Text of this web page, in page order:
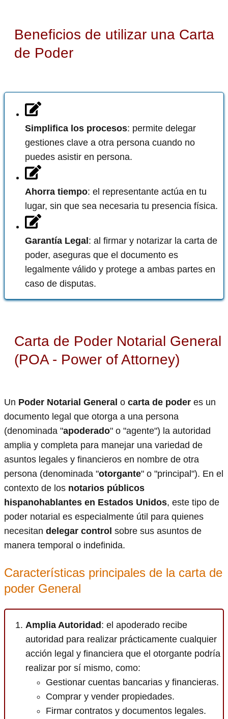
Beneficios de utilizar una Carta
de Poder
Simplifica los procesos: permite delegar
gestiones clave a otra persona cuando no
puedes asistir en persona.
Ahorra tiempo: el representante actúa en tu
lugar, sin que sea necesaria tu presencia física.
Garantía Legal : al firmar y notarizar la carta de
poder, aseguras que el documento es
legalmente válido y protege a ambas partes en
caso de disputas.
Carta de Poder Notarial General
(POA - Power of Attorney)
Un Poder Notarial General o carta de poder es un
documento legal que otorga a una persona
(denominada "apoderado" o "agente") la autoridad
amplia y completa para manejar una variedad de
asuntos legales y financieros en nombre de otra
persona (denominada "otorgante" o "principal"). En el
contexto de los notarios públicos
hispanohablantes en Estados Unidos, este tipo de
poder notarial es especialmente útil para quienes
necesitan delegar control sobre sus asuntos de
manera temporal o indefinida.
Características principales de la carta de
poder General
Amplia Autoridad: el apoderado recibe
autoridad para realizar prácticamente cualquier
acción legal y financiera que el otorgante podría
realizar por sí mismo, como:
Gestionar cuentas bancarias y financieras.
Comprar y vender propiedades.
Firmar contratos y documentos legales.